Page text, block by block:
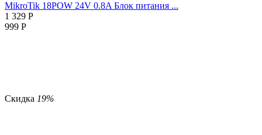
MikroTik 18POW 24V 0.8A Блок питания ...
1 329 Р
999 Р
Скидка 19%